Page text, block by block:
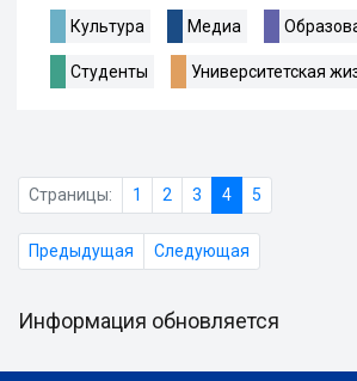
Культура Медиа
Студенты Университетская
Страницы: 1 2 3 4 5
Предыдущая Следующая
Информация обновляется